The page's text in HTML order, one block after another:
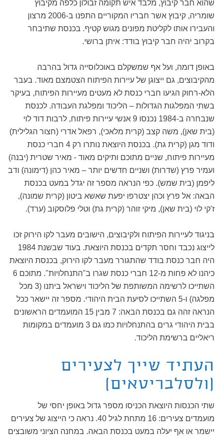
שהוא חבר קיבוץ, מלבד איש תקומה זבולון כלפה מקיבוץ
שומריה, קיבוץ אשר חבריו המקוריים התפנו ב-2006 מרצון
והעבירו אותו לקליטת מפונים מגוש קטיף. בכנסת שתיבחר
בקרוב יהיה חבר קיבוץ בודד: איתן ברושי.
באופן דומה, ועל אף שמשקלם באוכלוסייה גדול בהרבה
מהקיבוצים, גם ייצוגן של עיירות הפיתוח הצטמצם מאוד. בעבר
הלא-רחוק הגיעו חברי כנסת לא מעטים מעיירות הפיתוח, בעיקר
בשתי המפלגות הגדולות – הליכוד ומפלגת העבודה. לכנסת
שנבחרה ב-1984 נכנסו 9 אנשי עיירות פיתוח, לרבות דוד לוי
(בית שאן), משה קצב (קרית מלאכי), רפאל אדרי (חצור הגלילית)
ודוד מגן (קרית גת). בכנסת היוצאת נותרו רק 4 חברי כנסת
מעיירות פיתוח, שניים מתוכם ותיקים מאוד - מאיר שטרית (יבנה)
ועמיר פרץ (שדרות) ושניים חדשים יותר – מאיר כהן (דימונה) ודב
ליפמן (בית שמש). כפי הנראה מספר זה יגדל במעט בכנסת
הבאה: אל פרץ וכהן יצטרפו יפעת שאשא ביטון (קרית שמונה),
ז'קי לוי (בית שאן), מיקי זוהר (קרית גת) וטלי פלוסקוב (ערד).
בניגוד לעיירות הפיתוח ולקיבוצים, הישובים מעבר לקו הירוק זכו
לייצוג נכבד וחסר תקדים בכנסת היוצאת. בעוד שבשנת 1984
היה חבר כנסת בודד שהתגורר מעבר לקו הירוק, בכנסת היוצאת
כיהנו לא פחות מ-12 חברי כנסת שגרו ב"התנחלויות". מתוכם 6
השתייכו לרשימה המשותפת של הליכוד וישראל ביתנו (3 מכל
מפלגה) ו-5 השתייכו לסיעת הבית היהודי. מספר זה יישאר ככל
הנראה זהה גם בכנסת הבאה: 7 מבין 15 המועמדים הראשונים
בבית היהודי גרים בהתנחלויות כמו גם 3 מועמדים במקומות
ריאליים ברשימת הליכוד.
העתיד שייך לצעירים
(ולסלבריטאים)
שתי הכנסות היוצאת הכניסו מספר גדול באופן יחסי של
מועמדים צעירים: 16 מתחת לגיל 40. נראה כי הייצוג של צעירים
יישמר או אף יעלה במעט בכנסת הבאה. במחנה הציוני משובצים